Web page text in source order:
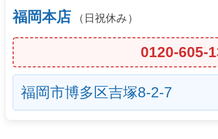
福岡本店 （日祝休み）
0120-605-
福岡市博多区吉塚8-2-7